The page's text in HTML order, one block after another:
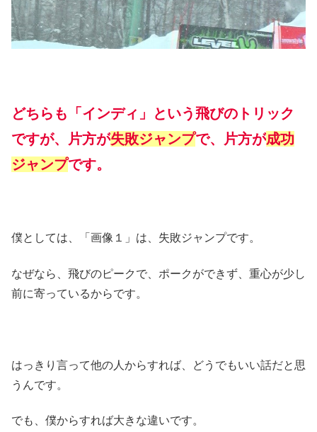
どちらも「インディ」という飛びのトリック
ですが、片方が失敗ジャンプで、片方が成功
ジャンプです。
僕としては、「画像１」は、失敗ジャンプです。
なぜなら、飛びのピークで、ポークができず、重心が少し
前に寄っているからです。
はっきり言って他の人からすれば、どうでもいい話だと思
うんです。
でも、僕からすれば大きな違いです。